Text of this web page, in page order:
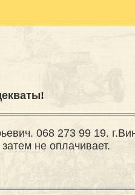
!
068 273 99 19.
затем не оплачивает.